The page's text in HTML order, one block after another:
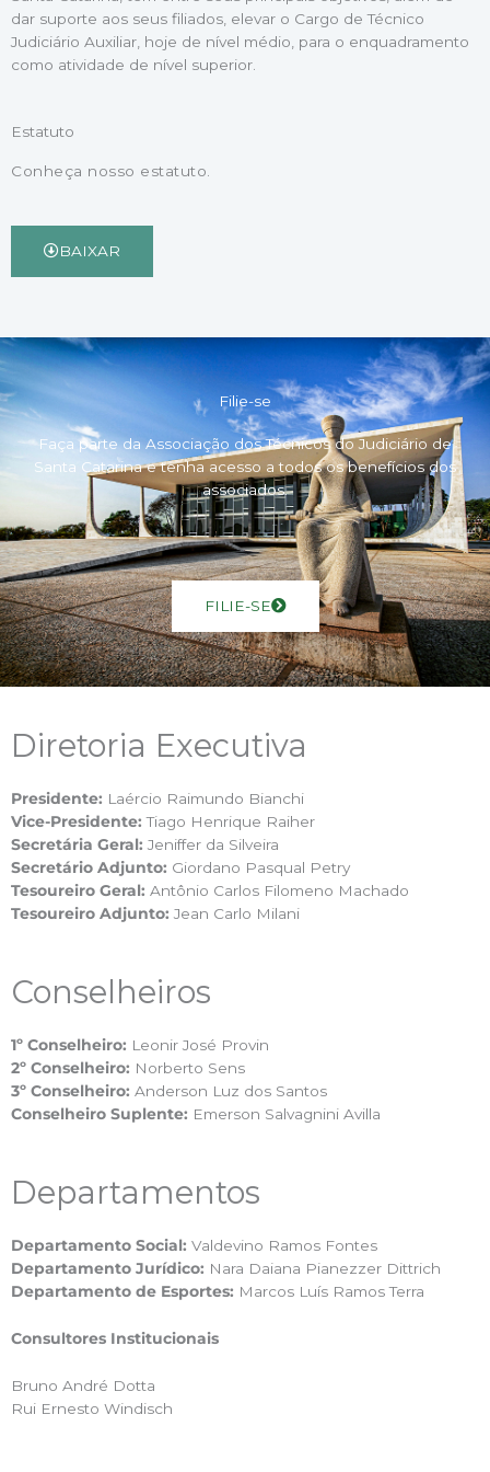
dar suporte aos seus filiados, elevar o Cargo de Técnico
Judiciário Auxiliar, hoje de nível médio, para o enquadramento
como atividade de nível superior.
Estatuto
Conheça nosso estatuto.
BAIXAR
Filie-se
Faça parte da Associação dos Técnicos do Judiciário de
Santa Catarina e tenha acesso a todos os benefícios dos
associados.
FILIE-SE
Diretoria Executiva
Presidente: Laércio Raimundo Bianchi
Vice-Presidente: Tiago Henrique Raiher
Secretária Geral: Jeniffer da Silveira
Secretário Adjunto: Giordano Pasqual Petry
Tesoureiro Geral: Antônio Carlos Filomeno Machado
Tesoureiro Adjunto: Jean Carlo Milani
Conselheiros
1º Conselheiro: Leonir José Provin
2º Conselheiro: Norberto Sens
3º Conselheiro: Anderson Luz dos Santos
Conselheiro Suplente: Emerson Salvagnini Avilla
Departamentos
Departamento Social: Valdevino Ramos Fontes
Departamento Jurídico: Nara Daiana Pianezzer Dittrich
Departamento de Esportes: Marcos Luís Ramos Terra
Consultores Institucionais
Bruno André Dotta
Rui Ernesto Windisch